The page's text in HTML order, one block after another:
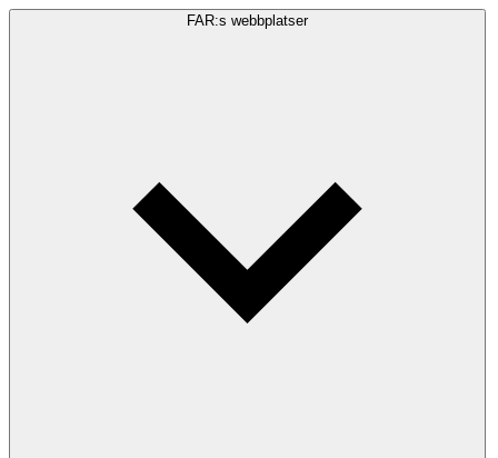
FAR:s webbplatser